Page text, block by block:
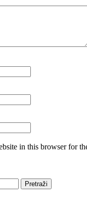
in this browser for